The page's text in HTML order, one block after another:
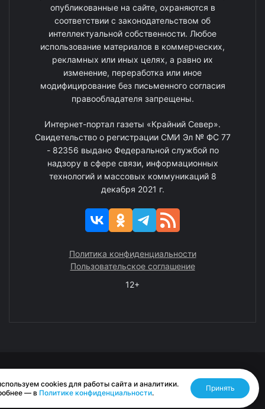
опубликованные на сайте, охраняются в
соответствии с законодательством об
интеллектуальной собственности. Любое
использование материалов в коммерческих,
рекламных или иных целях, а равно их
изменение, переработка или иное
модифицирование без письменного согласия
правообладателя запрещены.
Интернет-портал газеты «Крайний Север».
Свидетельство о регистрации СМИ Эл № ФС 77
- 82356 выдано Федеральной службой по
надзору в сфере связи, информационных
технологий и массовых коммуникаций 8
декабря 2021 г.
Политика конфиденциальности
Пользовательское соглашение
12+
Разработано RASA
cookies для работы сайта и аналитики.
— в Политике конфиденциальности.
Принять